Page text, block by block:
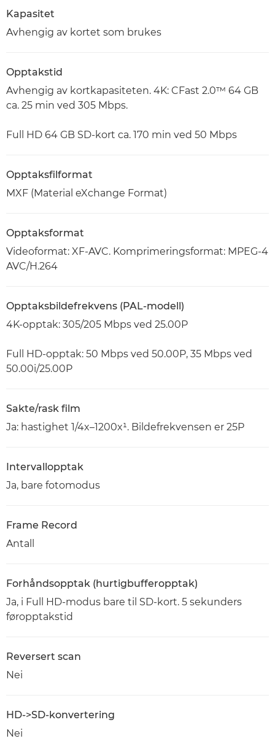
Kapasitet
Avhengig av kortet som brukes
Opptakstid
Avhengig av kortkapasiteten. 4K: CFast 2.0™ 64 GB
ca. 25 min ved 305 Mbps.
Full HD 64 GB SD-kort ca. 170 min ved 50 Mbps
Opptaksfilformat
MXF (Material eXchange Format)
Opptaksformat
Videoformat: XF-AVC. Komprimeringsformat: MPEG-4
AVC/H.264
Opptaksbildefrekvens (PAL-modell)
4K-opptak: 305/205 Mbps ved 25.00P
Full HD-opptak: 50 Mbps ved 50.00P, 35 Mbps ved
50.00i/25.00P
Sakte/rask film
Ja: hastighet 1/4x–1200x¹. Bildefrekvensen er 25P
Intervallopptak
Ja, bare fotomodus
Frame Record
Antall
Forhåndsopptak (hurtigbufferopptak)
Ja, i Full HD-modus bare til SD-kort. 5 sekunders
føropptakstid
Reversert scan
Nei
HD->SD-konvertering
Nei